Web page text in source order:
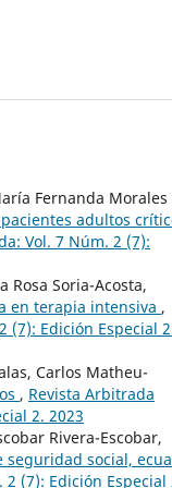
Fernanda Morales
adultos
Vol. 7 Núm. 2 (7):
Rosa Soria-Acosta,
en terapia intensiva ,
(7): Edición Especial
Carlos Matheu-
, Revista Arbitrada
2. 2023
Rivera-Escobar,
social,
(7): Edición Especial